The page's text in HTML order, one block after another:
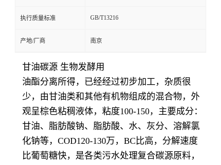
执行质量标准 GB/T13216
产地/厂商 南京
甘油碳源 生物发酵用
油酯分离所得，已经经过初步加工，杂质很
少，由甘油类和其他有机物组成的混合物，外
观呈棕色粘稠液体，粘度100-150，主要成分：
甘油、脂肪酸钠、脂肪酸、水、灰分、溶解氯
化钠等，COD120-130万，BC比高，分解速度
比葡萄糖快，是各类污水处理复合碳源原料，